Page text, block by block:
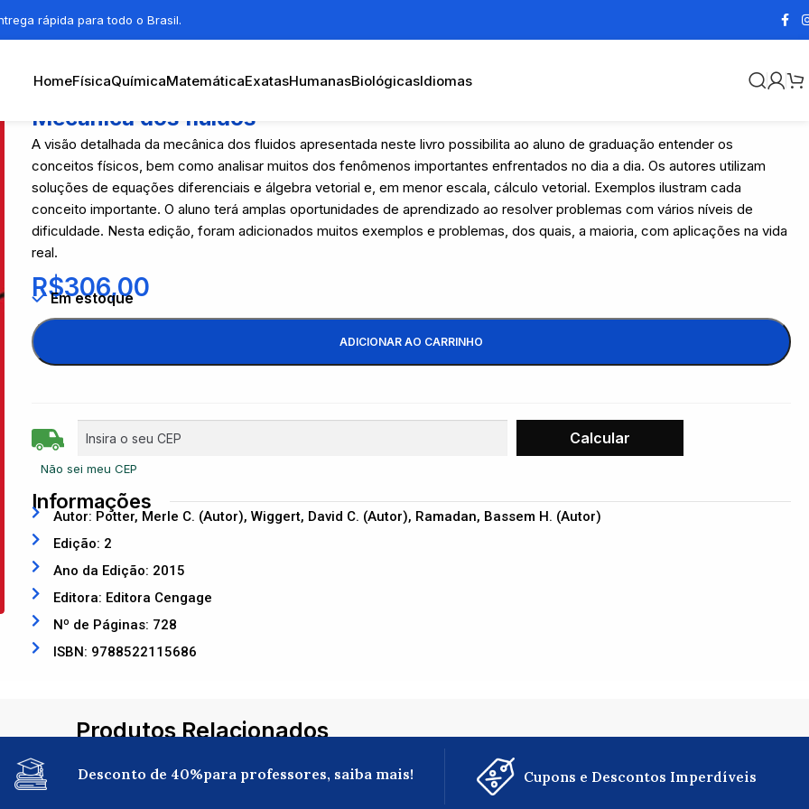
rápida para todo o Brasil.
HomeFísicaQuímicaMatemáticaExatasHumanasBiológicasIdiomas
Mecânica dos fluidos
A visão detalhada da mecânica dos fluidos apresentada neste livro possibilita ao aluno de graduação entender os
conceitos físicos, bem como analisar muitos dos fenômenos importantes enfrentados no dia a dia. Os autores utilizam
soluções de equações diferenciais e álgebra vetorial e, em menor escala, cálculo vetorial. Exemplos ilustram cada
conceito importante. O aluno terá amplas oportunidades de aprendizado ao resolver problemas com vários níveis de
dificuldade. Nesta edição, foram adicionados muitos exemplos e problemas, dos quais, a maioria, com aplicações na vida
real.
R$306,00
Em estoque
ADICIONAR AO CARRINHO
Não sei meu CEP
Informações
Autor: Potter, Merle C. (Autor), Wiggert, David C. (Autor), Ramadan, Bassem H. (Autor)
Edição: 2
Ano da Edição: 2015
Editora: Editora Cengage
Nº de Páginas: 728
ISBN: 9788522115686
Produtos Relacionados
Desconto de 40%para professores, saiba mais! Cupons e Descontos Imperdíveis